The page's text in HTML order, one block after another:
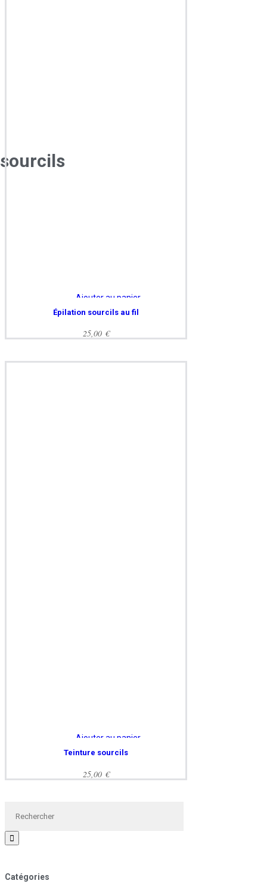
sourcils
Ajouter au panier
Épilation sourcils au fil
25,00 €
Ajouter au panier
Teinture sourcils
25,00 €
Catégories